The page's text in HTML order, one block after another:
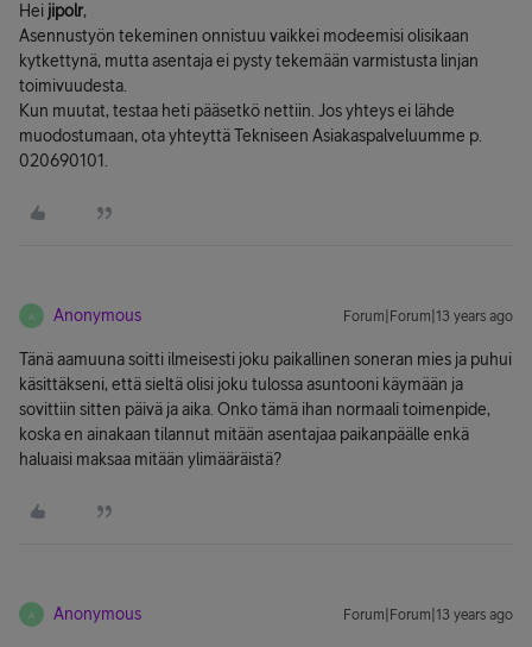
Hei jipolr,
Asennustyön tekeminen onnistuu vaikkei modeemisi olisikaan
kytkettynä, mutta asentaja ei pysty tekemään varmistusta linjan
toimivuudesta.
Kun muutat, testaa heti pääsetkö nettiin. Jos yhteys ei lähde
muodostumaan, ota yhteyttä Tekniseen Asiakaspalveluumme p.
020690101.
A Anonymous Forum|Forum|13 years ago
Tänä aamuuna soitti ilmeisesti joku paikallinen soneran mies ja puhui
käsittäkseni, että sieltä olisi joku tulossa asuntooni käymään ja
sovittiin sitten päivä ja aika. Onko tämä ihan normaali toimenpide,
koska en ainakaan tilannut mitään asentajaa paikanpäälle enkä
haluaisi maksaa mitään ylimääräistä?
A Anonymous Forum|Forum|13 years ago